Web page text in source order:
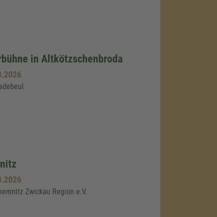
in Altkötzschenbroda
Zwickau Region e.V.